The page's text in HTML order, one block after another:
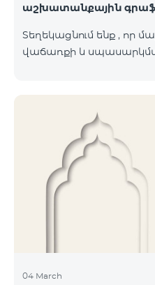
աշխատանքային
Տեղեկացնում ենք , որ
վաճառքի և
գյուղ ՎևՍԿ հասցե
Աշխատանքային ժամեր Երկ-Ուրբ Շաբաթ-07․03
Կիրակի-08․03 Երևան Կենտրոն Իսակովի
պողոտա 3/7 09:00-18:00
Երևան Կենտրոն
04 March